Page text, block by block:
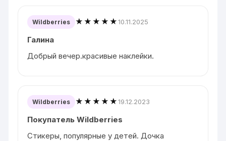
Wildberries ★★★★★10.11.2025
Галина
Добрый вечер.красивые наклейки.
Wildberries ★★★★★19.12.2023
Покупатель Wildberries
Стикеры, популярные у детей. Дочка